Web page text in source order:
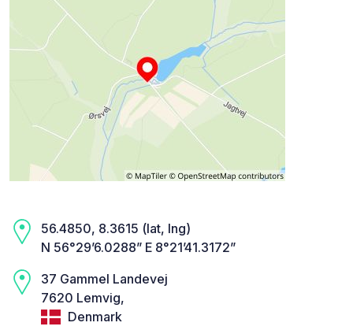
56.4850, 8.3615 (lat, lng)
N 56°29’6.0288” E 8°21’41.3172”
37 Gammel Landevej
7620 Lemvig,
Denmark